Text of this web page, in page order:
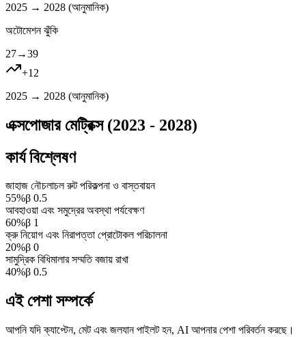
2025 → 2028 (আনুমানিক)
অটোমেশন ঝুঁকি
27→39
+12
2025 → 2028 (আনুমানিক)
এক্সপোজার মেট্রিক্স (2023 - 2028)
কার্য বিশ্লেষণ
জাহাজ নৌচলাচল রুট পরিকল্পনা ও বাস্তবায়ন
55%β 0.5
আবহাওয়া এবং সমুদ্রের অবস্থা পর্যবেক্ষণ
60%β 1
ক্রু নিয়োগ এবং নিরাপত্তা প্রোটোকল পরিচালনা
20%β 0
সামুদ্রিক বিধিমালার সম্মতি বজায় রাখা
40%β 0.5
এই পেশা সম্পর্কে
আপনি যদি ক্যাপ্টেন, মেট এবং জলযান পাইলট হন, AI আপনার পেশা পরিবর্তন করছে।